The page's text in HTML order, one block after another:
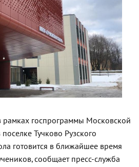
рамках госпрограммы Московской
Тучково Рузского
готовится в ближайшее время
сообщает пресс-служба